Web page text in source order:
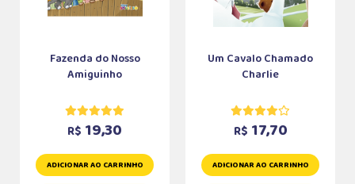
Fazenda do Nosso
Amiguinho
R$ 19,30
ADICIONAR AO CARRINHO
Um Cavalo Chamado
Charlie
R$ 17,70
ADICIONAR AO CARRINHO